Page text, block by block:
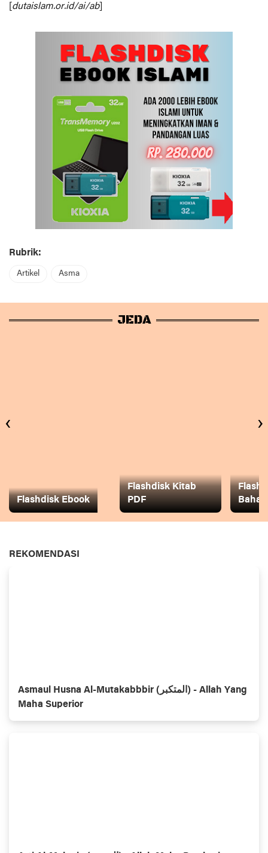
dutaislam.or.id/ai/ab]
Rubrik:
Artikel Asma
JEDA
Flashdisk Ebook
Flashdisk Kitab
PDF
Baha
‹ ›
REKOMENDASI
Asmaul Husna Al-Mutakabbbir (المتكبر) - Allah Yang
Maha Superior